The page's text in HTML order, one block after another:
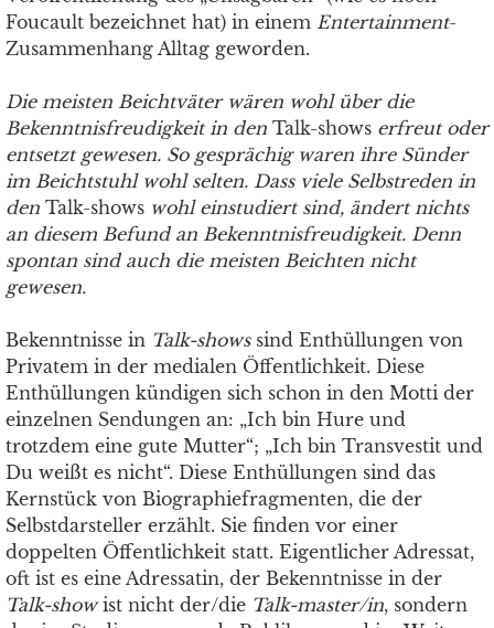
Foucault bezeichnet hat) in einem Entertainment-
Zusammenhang Alltag geworden.
Die meisten Beichtväter wären wohl über die
Bekenntnisfreudigkeit in den Talk-shows erfreut oder
entsetzt gewesen. So gesprächig waren ihre Sünder
im Beichtstuhl wohl selten. Dass viele Selbstreden in
den Talk-shows wohl einstudiert sind, ändert nichts
an diesem Befund an Bekenntnisfreudigkeit. Denn
spontan sind auch die meisten Beichten nicht
gewesen.
Bekenntnisse in Talk-showssind Enthüllungen von
Privatem in der medialen Öffentlichkeit. Diese
Enthüllungen kündigen sich schon in den Motti der
einzelnen Sendungen an: „Ich bin Hure und
trotzdem eine gute Mutter“; „Ich bin Transvestit und
Du weißt es nicht“. Diese Enthüllungen sind das
Kernstück von Biographiefragmenten, die der
Selbstdarsteller erzählt. Sie finden vor einer
doppelten Öffentlichkeit statt. Eigentlicher Adressat,
oft ist es eine Adressatin, der Bekenntnisse in der
Talk-showist nicht der/die Talk-master/in, sondern